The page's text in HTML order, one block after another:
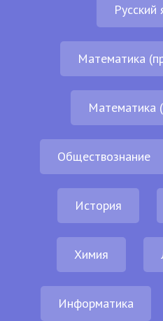
Русский
Математика
Математика
Обществознание
История
Химия
Информатика